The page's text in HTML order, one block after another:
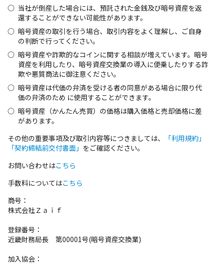
当社が倒産した場合には、預託された金銭及び暗号資産を返
還することができない可能性があります。
暗号資産の取引を行う場合、取引内容をよく理解し、ご自身
の判断で行ってください。
暗号資産や詐欺的なコインに関する相談が増えています。暗号
資産を利用したり、暗号資産交換業の導入に便乗したりする詐
欺や悪質商法に御注意ください。
暗号資産は代価の弁済を受ける者の同意がある場合に限り代
価の弁済のため に使⽤することができます。
暗号資産（かんたん売買）の価格は購入価格と売却価格に差
があります。
その他の重要事項及び取引内容等につきましては、
「利用規約」
「契約締結前交付書面」 をご確認ください。
お問い合わせはこちら
手数料についてはこちら
商号：
株式会社Ｚａｉｆ
登録番号：
近畿財務局長 第00001号(暗号資産交換業)
加入協会：